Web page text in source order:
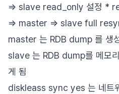
=> slave read_only 설정 *
=> master => slave full
master 는 RDB dump 를 생
slave 는 RDB dump를 메모
게 됨
diskleass sync yes 는 네트